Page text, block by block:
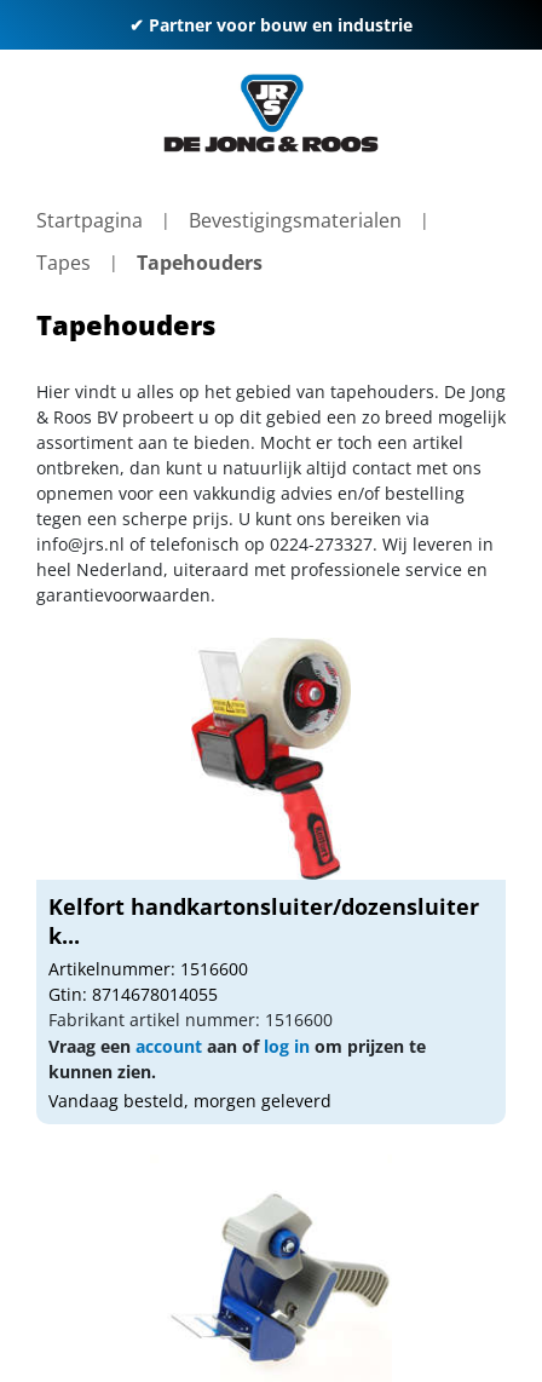
✔ Partner voor bouw en industrie
Startpagina
Bevestigingsmaterialen
Tapes
Tapehouders
Tapehouders
Hier vindt u alles op het gebied van tapehouders. De Jong
& Roos BV probeert u op dit gebied een zo breed mogelijk
assortiment aan te bieden. Mocht er toch een artikel
ontbreken, dan kunt u natuurlijk altijd contact met ons
opnemen voor een vakkundig advies en/of bestelling
tegen een scherpe prijs. U kunt ons bereiken via
info@jrs.nl of telefonisch op 0224-273327. Wij leveren in
heel Nederland, uiteraard met professionele service en
garantievoorwaarden.
Kelfort handkartonsluiter/dozensluiter
k...
Artikelnummer: 1516600
Gtin: 8714678014055
Fabrikant artikel nummer: 1516600
Vraag een account aan of log in om prijzen te
kunnen zien.
Vandaag besteld, morgen geleverd